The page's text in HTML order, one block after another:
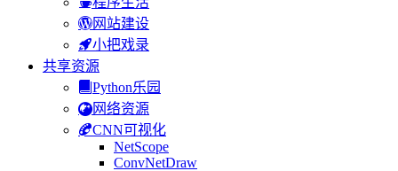
网站建设
小把戏录
共享资源
Python乐园
网络资源
CNN可视化
NetScope
ConvNetDraw